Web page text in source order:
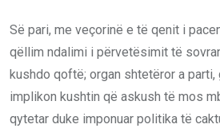
Së pari, me veçorinë e të qenit i
qëllim ndalimi i përvetësimit të
kushdo qoftë; organ shtetëror a parti,
implikon kushtin që askush të mos
qytetar duke imponuar politika të